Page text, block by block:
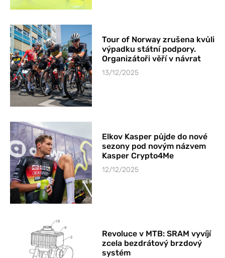
Tour of Norway zrušena kvůli
výpadku státní podpory.
Organizátoři věří v návrat
13/12/2025
Elkov Kasper půjde do nové
sezony pod novým názvem
Kasper Crypto4Me
12/12/2025
Revoluce v MTB: SRAM vyvíjí
zcela bezdrátový brzdový
systém